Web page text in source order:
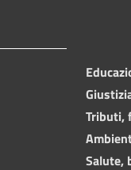
Tributi,
Salute,